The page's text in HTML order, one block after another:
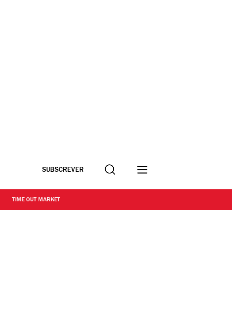
SUBSCREVER Procurar
TIME OUT MARKET